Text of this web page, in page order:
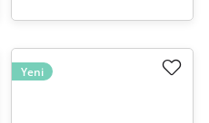
Yeni